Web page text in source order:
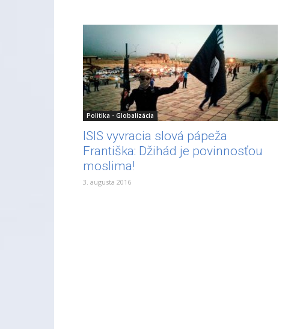
Politika - Globalizácia
ISIS vyvracia slová pápeža
Františka: Džihád je povinnosťou
moslima!
3. augusta 2016